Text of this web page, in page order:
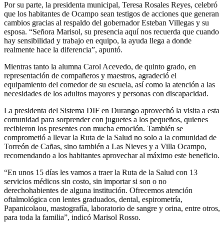
Por su parte, la presidenta municipal, Teresa Rosales Reyes, celebró
que los habitantes de Ocampo sean testigos de acciones que generan
cambios gracias al respaldo del gobernador Esteban Villegas y su
esposa. “Señora Marisol, su presencia aquí nos recuerda que cuando
hay sensibilidad y trabajo en equipo, la ayuda llega a donde
realmente hace la diferencia”, apuntó.
Mientras tanto la alumna Carol Acevedo, de quinto grado, en
representación de compañeros y maestros, agradeció el
equipamiento del comedor de su escuela, así como la atención a las
necesidades de los adultos mayores y personas con discapacidad.
La presidenta del Sistema DIF en Durango aprovechó la visita a esta
comunidad para sorprender con juguetes a los pequeños, quienes
recibieron los presentes con mucha emoción. También se
comprometió a llevar la Ruta de la Salud no solo a la comunidad de
Torreón de Cañas, sino también a Las Nieves y a Villa Ocampo,
recomendando a los habitantes aprovechar al máximo este beneficio.
“En unos 15 días les vamos a traer la Ruta de la Salud con 13
servicios médicos sin costo, sin importar si son o no
derechohabientes de alguna institución. Ofrecemos atención
oftalmológica con lentes graduados, dental, espirometría,
Papanicolaou, mastografía, laboratorio de sangre y orina, entre otros,
para toda la familia”, indicó Marisol Rosso.